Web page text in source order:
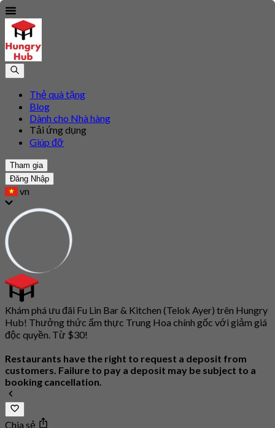
Thẻ quà tặng
Blog
Dành cho Nhà hàng
Tải ứng dụng
Giúp đỡ
Tham gia
Đăng Nhập
vn
Khám phá ưu đãi Fu Lin Bar & Kitchen (Telok Ayer) trên Hungry
Hub! Thưởng thức ẩm thực Trung Hoa chính gốc với giảm giá
độc quyền. Từ $30!
Restaurants have the right to request a deposit from
customers. Failure to pay a deposit may be subject to a
booking cancellation.
Chia sẻ